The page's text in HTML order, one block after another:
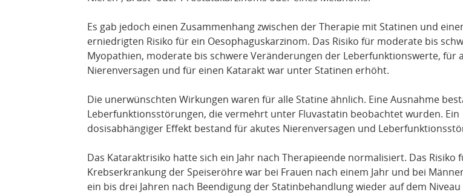
Es gab jedoch einen Zusammenhang zwischen der Therapie mit Statinen und
erniedrigten Risiko für ein Oesophaguskarzinom. Das Risiko für moderate bis
Myopathien, moderate bis schwere Veränderungen der Leberfunktionswerte, für
Nierenversagen und für einen Katarakt war unter Statinen erhöht.
Die unerwünschten Wirkungen waren für alle Statine ähnlich. Eine Ausnahme
Leberfunktionsstörungen, die vermehrt unter Fluvastatin beobachtet wurden. Ein
dosisabhängiger Effekt bestand für akutes Nierenversagen und
Das Kataraktrisiko hatte sich ein Jahr nach Therapieende normalisiert. Das Risiko
Krebserkrankung der Speiseröhre war bei Frauen nach einem Jahr und bei
ein bis drei Jahren nach Beendigung der Statinbehandlung wieder auf dem